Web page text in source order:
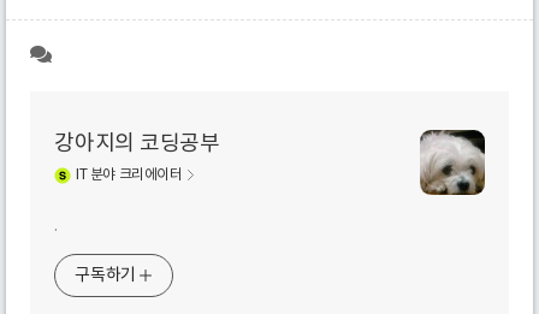
강아지의 코딩공부
IT분야 크리에이터
.
구독하기